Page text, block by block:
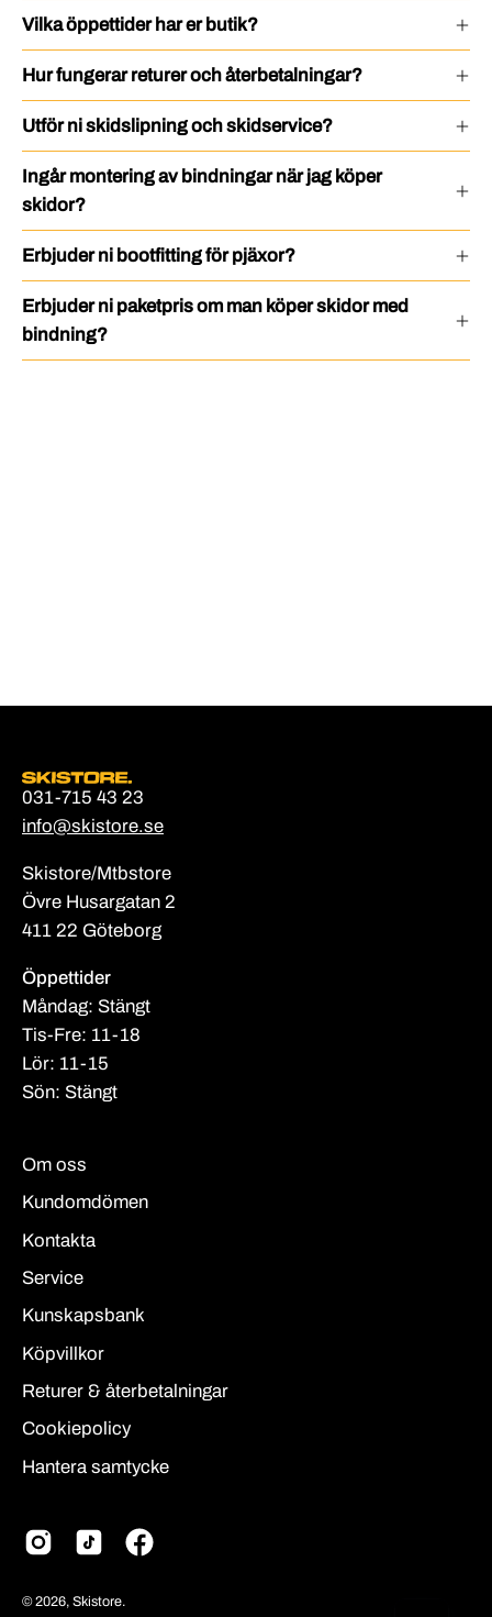
Vilka öppettider har er butik?
Hur fungerar returer och återbetalningar?
Utför ni skidslipning och skidservice?
Ingår montering av bindningar när jag köper
skidor?
Erbjuder ni bootfitting för pjäxor?
Erbjuder ni paketpris om man köper skidor med
bindning?
031-715 43 23
info@skistore.se
Skistore/Mtbstore
Övre Husargatan 2
411 22 Göteborg
Öppettider
Måndag: Stängt
Tis-Fre: 11-18
Lör: 11-15
Sön: Stängt
Om oss
Kundomdömen
Kontakta
Service
Kunskapsbank
Köpvillkor
Returer & återbetalningar
Cookiepolicy
Hantera samtycke
© 2026, Skistore.